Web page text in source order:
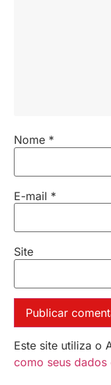
Nome *
E-mail *
Site
Este site utiliza o
como seus